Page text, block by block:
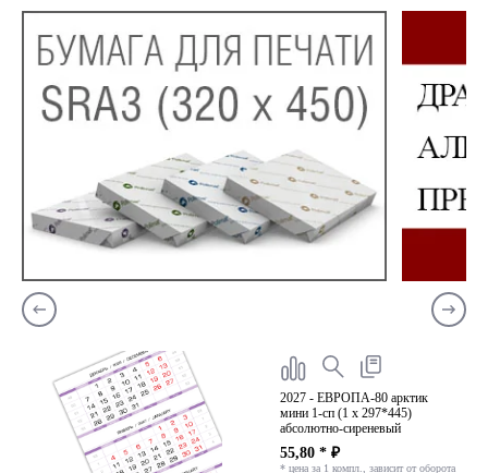
2027 - ЕВРОПА-80 арктик
мини 1-сп (1 х 297*445)
абсолютно-сиреневый
55,80 * ₽
* цена за 1 компл., зависит от оборота